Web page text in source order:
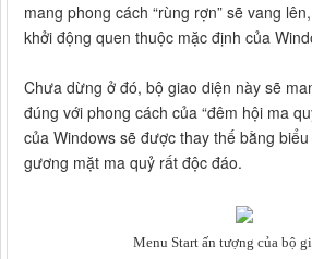
mang phong cách “rùng rợn” sẽ vang
khởi động quen thuộc mặc định của
Chưa dừng ở đó, bộ giao diện này sẽ
đúng với phong cách của “đêm hội ma
của Windows sẽ được thay thế bằng
gương mặt ma quỷ rất độc đáo.
Menu Start ấn tượng của bộ